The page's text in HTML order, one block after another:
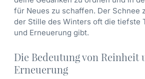
für Neues zu schaffen. Der Schnee
der Stille des Winters oft die tiefste
und Erneuerung gibt.
Die Bedeutung von Reinheit
Erneuerung